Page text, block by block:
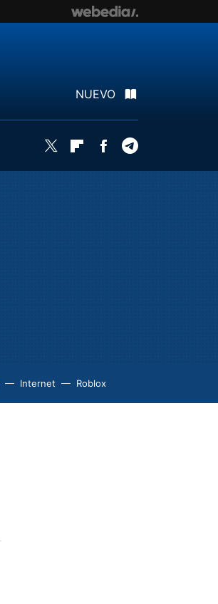
NUEVO
Twitter FlipboardFacebook
Internet Roblox